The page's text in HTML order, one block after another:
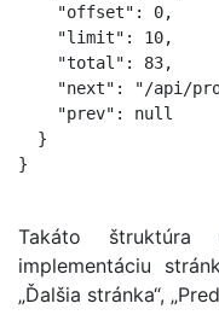
    "offset": 0,
    "limit": 10,
    "total": 83,
"next": "/api/
    "prev": null
  }
}
Takáto štruktúra
implementáciu
„Ďalšia stránka“,